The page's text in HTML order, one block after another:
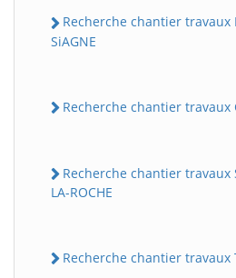
Recherche chantier travaux
SiAGNE
Recherche chantier travaux
Recherche chantier travaux
LA-ROCHE
Recherche chantier travaux